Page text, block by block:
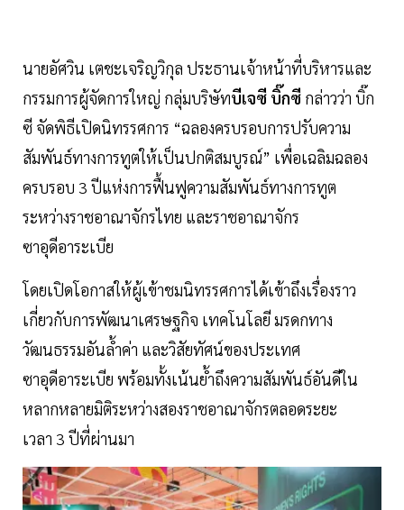
นายอัศวิน เตชะเจริญวิกุล ประธานเจ้าหน้าที่บริหารและ
กรรมการผู้จัดการใหญ่ กลุ่มบริษัทบีเจซี บิ๊กซี กล่าวว่า บิ๊ก
ซี จัดพิธีเปิดนิทรรศการ “ฉลองครบรอบการปรับความ
สัมพันธ์ทางการทูตให้เป็นปกติสมบูรณ์” เพื่อเฉลิมฉลอง
ครบรอบ 3 ปีแห่งการฟื้นฟูความสัมพันธ์ทางการทูต
ระหว่างราชอาณาจักรไทย และราชอาณาจักร
ซาอุดีอาระเบีย
โดยเปิดโอกาสให้ผู้เข้าชมนิทรรศการได้เข้าถึงเรื่องราว
เกี่ยวกับการพัฒนาเศรษฐกิจ เทคโนโลยี มรดกทาง
วัฒนธรรมอันล้ำค่า และวิสัยทัศน์ของประเทศ
ซาอุดีอาระเบีย พร้อมทั้งเน้นย้ำถึงความสัมพันธ์อันดีใน
หลากหลายมิติระหว่างสองราชอาณาจักรตลอดระยะ
เวลา 3 ปีที่ผ่านมา